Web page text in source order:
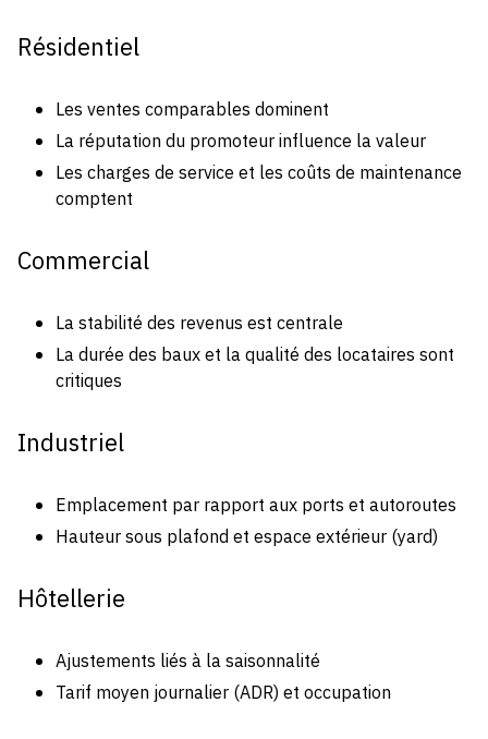
Résidentiel
Les ventes comparables dominent
La réputation du promoteur influence la valeur
Les charges de service et les coûts de maintenance
comptent
Commercial
La stabilité des revenus est centrale
La durée des baux et la qualité des locataires sont
critiques
Industriel
Emplacement par rapport aux ports et autoroutes
Hauteur sous plafond et espace extérieur (yard)
Hôtellerie
Ajustements liés à la saisonnalité
Tarif moyen journalier (ADR) et occupation